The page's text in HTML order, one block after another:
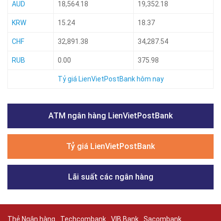
AUD 18,564.18 19,352.18
KRW 15.24 18.37
CHF 32,891.38 34,287.54
RUB 0.00 375.98
Tỷ giá LienVietPostBank hôm nay
ATM ngân hàng LienVietPostBank
Tỷ giá LienVietPostBank
Lãi suất các ngân hàng
Thẻ Ngân hàng Techcombank VIB Bank Sacombank